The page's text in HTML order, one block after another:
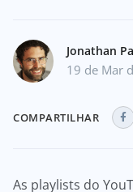
Jonathan
19 de Mar
COMPARTILHAR
As playlists do